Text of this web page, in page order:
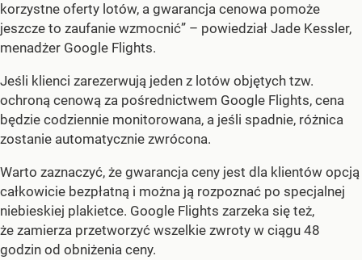
korzystne oferty lotów, a gwarancja cenowa pomoże
jeszcze to zaufanie wzmocnić” – powiedział Jade Kessler,
menadżer Google Flights.
Jeśli klienci zarezerwują jeden z lotów objętych tzw.
ochroną cenową za pośrednictwem Google Flights, cena
będzie codziennie monitorowana, a jeśli spadnie, różnica
zostanie automatycznie zwrócona.
Warto zaznaczyć, że gwarancja ceny jest dla klientów opcją
całkowicie bezpłatną i można ją rozpoznać po specjalnej
niebieskiej plakietce. Google Flights zarzeka się też,
że zamierza przetworzyć wszelkie zwroty w ciągu 48
godzin od obniżenia ceny.